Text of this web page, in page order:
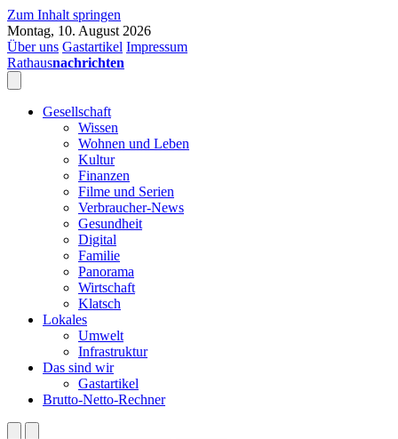
Zum Inhalt springen
Montag, 10. August 2026
Über uns Gastartikel Impressum
Rathausnachrichten
Gesellschaft
Wissen
Wohnen und Leben
Kultur
Finanzen
Filme und Serien
Verbraucher-News
Gesundheit
Digital
Familie
Panorama
Wirtschaft
Klatsch
Lokales
Umwelt
Infrastruktur
Das sind wir
Gastartikel
Brutto-Netto-Rechner